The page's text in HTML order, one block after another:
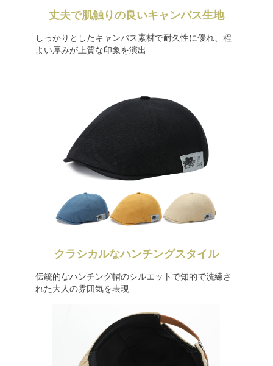
丈夫で肌触りの良いキャンバス生地
しっかりとしたキャンバス素材で耐久性に優れ、程
よい厚みが上質な印象を演出
クラシカルなハンチングスタイル
伝統的なハンチング帽のシルエットで知的で洗練さ
れた大人の雰囲気を表現